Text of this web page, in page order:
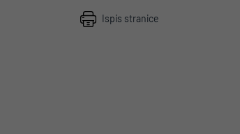
Ispis stranice